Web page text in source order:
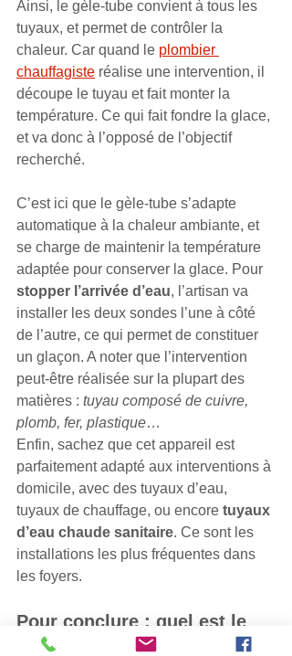
Ainsi, le gèle-tube convient à tous les
tuyaux, et permet de contrôler la
chaleur. Car quand le plombier
chauffagiste réalise une intervention, il
découpe le tuyau et fait monter la
température. Ce qui fait fondre la glace,
et va donc à l’opposé de l’objectif
recherché.
C’est ici que le gèle-tube s’adapte
automatique à la chaleur ambiante, et
se charge de maintenir la température
adaptée pour conserver la glace. Pour
stopper l’arrivée d’eau, l’artisan va
installer les deux sondes l’une à côté
de l’autre, ce qui permet de constituer
un glaçon. A noter que l’intervention
peut-être réalisée sur la plupart des
matières : tuyau composé de cuivre,
plomb, fer, plastique…
Enfin, sachez que cet appareil est
parfaitement adapté aux interventions à
domicile, avec des tuyaux d’eau,
tuyaux de chauffage, ou encore tuyaux
d’eau chaude sanitaire. Ce sont les
installations les plus fréquentes dans
les foyers.
Pour conclure : quel est le
prix d’un gèle-tube ?